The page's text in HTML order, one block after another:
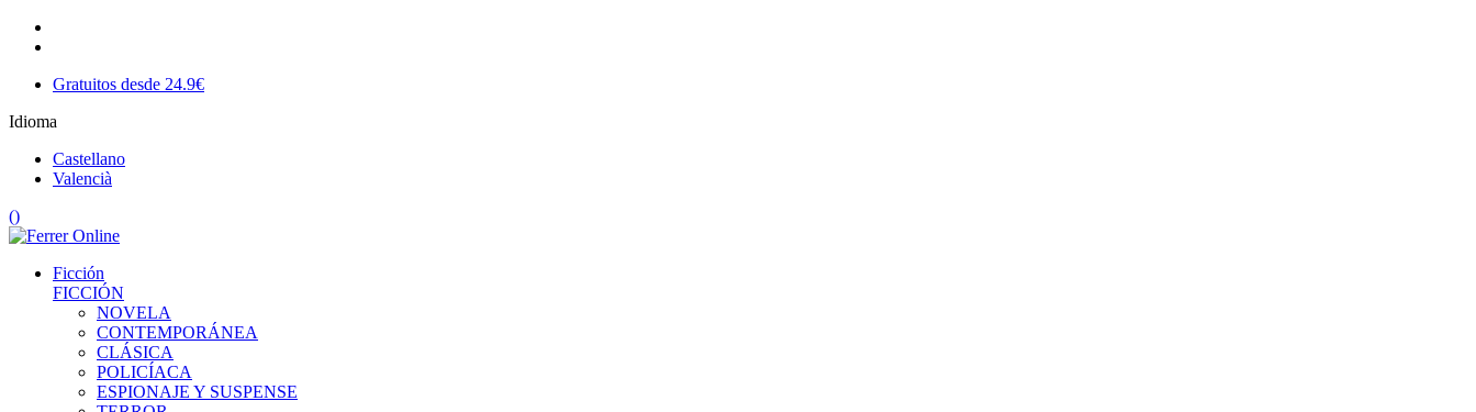
Gratuitos desde 24.9€
Idioma
Castellano
Valencià
()
Ficción
FICCIÓN
NOVELA
CONTEMPORÁNEA
CLÁSICA
POLICÍACA
ESPIONAJE Y SUSPENSE